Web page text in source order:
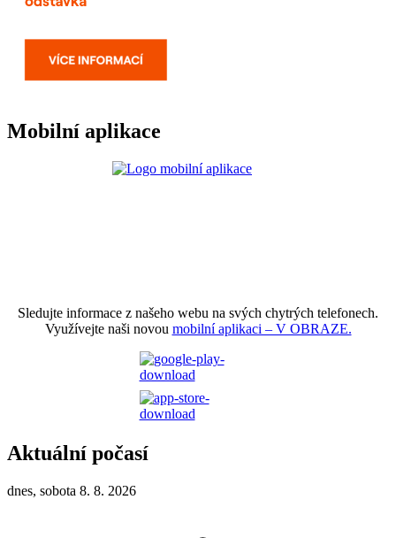
Mobilní aplikace
Sledujte informace z našeho webu na svých chytrých telefonech.
Využívejte naši novou mobilní aplikaci – V OBRAZE.
Aktuální počasí
dnes, sobota 8. 8. 2026